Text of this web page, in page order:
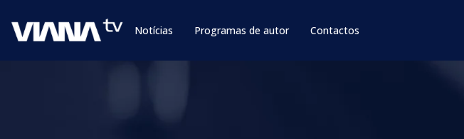
Notícias Programas de autor Contactos